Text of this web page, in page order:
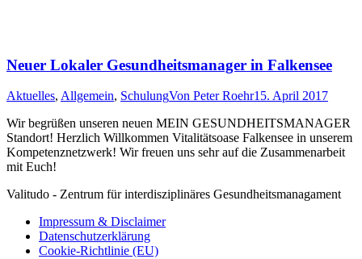
Neuer Lokaler Gesundheitsmanager in Falkensee
Aktuelles, Allgemein, SchulungVon Peter Roehr15. April 2017
Wir begrüßen unseren neuen MEIN GESUNDHEITSMANAGER
Standort! Herzlich Willkommen Vitalitätsoase Falkensee in unserem
Kompetenznetzwerk! Wir freuen uns sehr auf die Zusammenarbeit
mit Euch!
Valitudo - Zentrum für interdisziplinäres Gesundheitsmanagament
Impressum & Disclaimer
Datenschutzerklärung
Cookie-Richtlinie (EU)